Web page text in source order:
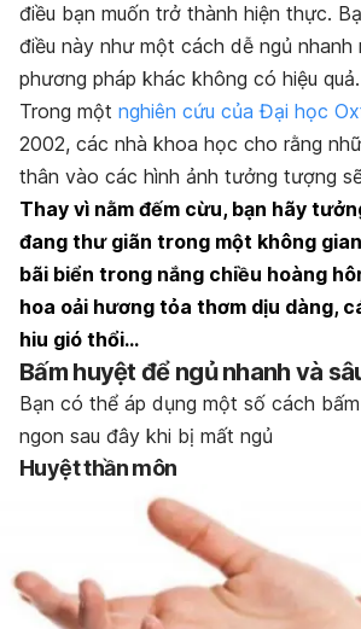
điều bạn muốn trở thành hiện thực.
điều này như một cách dễ ngủ nhanh
phương pháp khác không có hiệu quả.
Trong một nghiên cứu của Đại học
2002, các nhà khoa học cho rằng
thân vào các hình ảnh tưởng tượng
Thay vì nằm đếm cừu, bạn hãy
đang thư giãn trong một không
bãi biển trong nắng chiều hoàng
hoa oải hương tỏa thơm dịu dàng,
hiu gió thổi…
Bấm huyệt để ngủ nhanh và
Bạn có thể áp dụng một số cách
ngon sau đây khi bị mất ngủ
Huyệt thần môn